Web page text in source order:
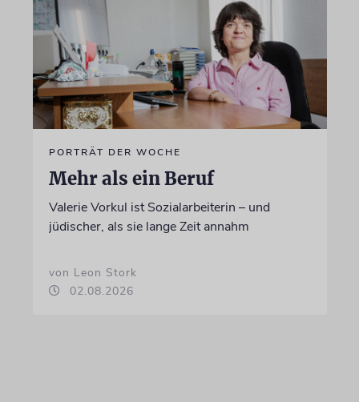
PORTRÄT DER WOCHE
Mehr als ein Beruf
Valerie Vorkul ist Sozialarbeiterin – und
jüdischer, als sie lange Zeit annahm
von Leon Stork
02.08.2026